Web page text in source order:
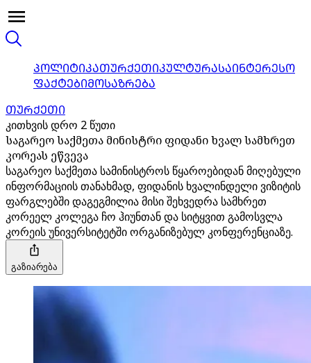
ᲞᲝᲚᲘᲢᲘᲙᲐᲗᲣᲠᲥᲔᲗᲘᲙᲣᲚᲢᲣᲠᲐᲡᲐᲘᲜᲢᲔᲠᲔᲡᲝ
ᲤᲐᲥᲢᲔᲑᲘᲛᲝᲡᲐᲖᲠᲔᲑᲐ
ᲗᲣᲠᲥᲔᲗᲘ
კითხვის დრო 2 წუთი
საგარეო საქმეთა მინისტრი ფიდანი ხვალ სამხრეთ
კორეას ეწვევა
საგარეო საქმეთა სამინისტროს წყაროებიდან მიღებული
ინფორმაციის თანახმად, ფიდანის ხვალინდელი ვიზიტის
ფარგლებში დაგეგმილია მისი შეხვედრა სამხრეთ
კორეელ კოლეგა ჩო ჰიუნთან და სიტყვით გამოსვლა
კორეის უნივერსიტეტში ორგანიზებულ კონფერენციაზე.
გაზიარება